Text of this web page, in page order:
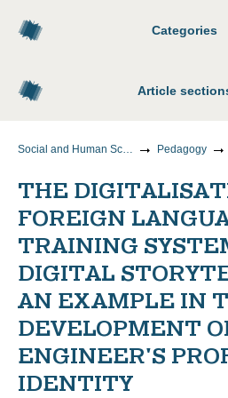
Categories
Article
Social and Human Sciences Pedagogy
THE
FOREIGN
TRAINING
DIGITAL
AN EXAMPLE IN
DEVELOPMENT
ENGINEER'S
IDENTITY